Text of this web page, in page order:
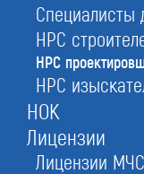
Специалисты
НРС
НРС
НРС
НОК
Лицензии
Лицензии МЧС